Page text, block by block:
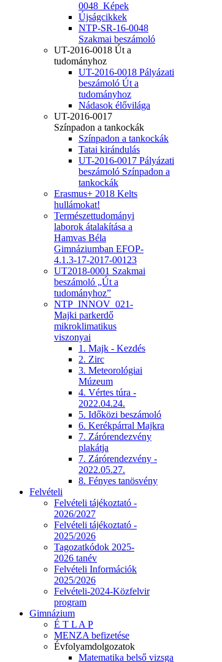
0048_Képek
Újságcikkek
NTP-SR-16-0048
Szakmai beszámoló
UT-2016-0018 Út a
tudományhoz
UT-2016-0018 Pályázati
beszámoló Út a
tudományhoz
Nádasok élővilága
UT-2016-0017
Színpadon a tankockák
Színpadon a tankockák
Tatai kirándulás
UT-2016-0017 Pályázati
beszámoló Színpadon a
tankockák
Erasmus+ 2018 Kelts
hullámokat!
Természettudományi
laborok átalakítása a
Hamvas Béla
Gimnáziumban EFOP-
4.1.3-17-2017-00123
UT2018-0001 Szakmai
beszámoló „Út a
tudományhoz”
NTP_INNOV_021-
Majki parkerdő
mikroklimatikus
viszonyai
1. Majk - Kezdés
2. Zirc
3. Meteorológiai
Múzeum
4. Vértes túra -
2022.04.24.
5. Időközi beszámoló
6. Kerékpárral Majkra
7. Zárórendezvény
plakátja
7. Zárórendezvény -
2022.05.27.
8. Fényes tanösvény
Felvételi
Felvételi tájékoztató -
2026/2027
Felvételi tájékoztató -
2025/2026
Tagozatkódok 2025-
2026 tanév
Felvételi Információk
2025/2026
Felvételi-2024-Közfelvir
program
Gimnázium
É T L A P
MENZA befizetése
Évfolyamdolgozatok
Matematika belső vizsga